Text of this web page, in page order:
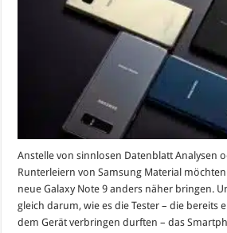
Anstelle von sinnlosen Datenblatt Analysen
Runterleiern von Samsung Material
neue Galaxy Note 9 anders näher bringen.
gleich darum, wie es die Tester – die bereits
dem Gerät verbringen durften – das